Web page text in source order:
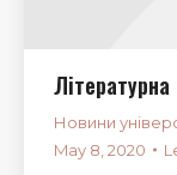
Новини
May 8, 2020